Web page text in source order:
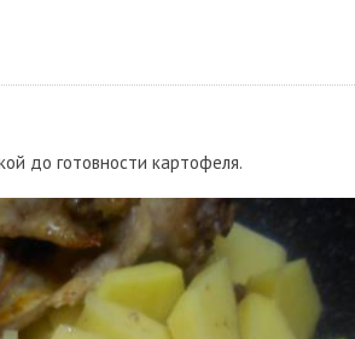
до готовности картофеля.